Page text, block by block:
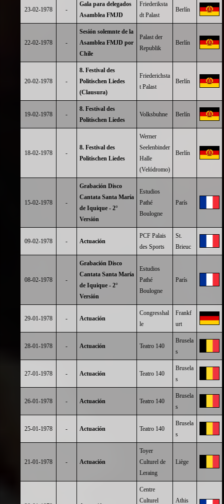
23-02-1978 -
Gala para delegados
Asamblea FMJD
Friederiksta
dt Palast
Berlín
22-02-1978 -
Sesión solemnte de la
Asamblea FMJD por
Chile
Palast der
Republik
Berlín
20-02-1978 -
8. Festival des
Politischen Liedes
(Clausura)
Friederichsta
t Palast
Berlín
19-02-1978 -
8. Festival des
Politischen Liedes
Volksbuhne Berlín
18-02-1978 -
8. Festival des
Politischen Liedes
Werner
Seelenbinder
Halle
(Velódromo)
Berlín
15-02-1978 -
Grabación Disco
Cantata Santa María
de Iquique - 2°
Versión
Estudios
Pathé
Boulogne
París
09-02-1978 - Actuación
PCF Palais
des Sports
St.
Brieuc
08-02-1978 -
Grabación Disco
Cantata Santa María
de Iquique - 2°
Versión
Estudios
Pathé
Boulogne
París
29-01-1978 - Actuación
Congresshal
le
Frankf
urt
28-01-1978 - Actuación Teatro 140
Brusela
s
27-01-1978 - Actuación Teatro 140
Brusela
s
26-01-1978 - Actuación Teatro 140
Brusela
s
25-01-1978 - Actuación Teatro 140
Brusela
s
21-01-1978 - Actuación
Toyer
Culturel de
Leraing
Liège
Centre
Culturel
Athis